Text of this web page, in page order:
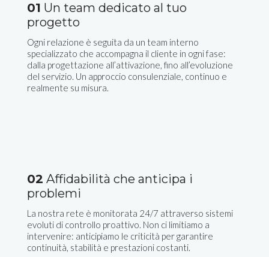
01 Un team dedicato al tuo
progetto
Ogni relazione è seguita da un team interno
specializzato che accompagna il cliente in ogni fase:
dalla progettazione all’attivazione, fino all’evoluzione
del servizio. Un approccio consulenziale, continuo e
realmente su misura.
02 Affidabilità che anticipa i
problemi
La nostra rete è monitorata 24/7 attraverso sistemi
evoluti di controllo proattivo. Non ci limitiamo a
intervenire: anticipiamo le criticità per garantire
continuità, stabilità e prestazioni costanti.